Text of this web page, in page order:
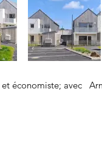
économiste; avec